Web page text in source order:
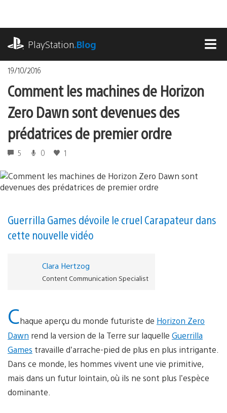
contenu
PlayStation.Blog
19/10/2016
Comment les machines de Horizon
Zero Dawn sont devenues des
prédatrices de premier ordre
5 0 1
Guerrilla Games dévoile le cruel Carapateur dans
cette nouvelle vidéo
Clara Hertzog
Content Communication Specialist
Chaque aperçu du monde futuriste de Horizon Zero
Dawn rend la version de la Terre sur laquelle Guerrilla
Games travaille d’arrache-pied de plus en plus intrigante.
Dans ce monde, les hommes vivent une vie primitive,
mais dans un futur lointain, où ils ne sont plus l’espèce
dominante.